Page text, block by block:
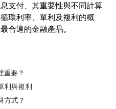
支付、其重要性與不同計算
環利率、單利及複利的概
合適的金融產品。
重要？
利與複利
方式？